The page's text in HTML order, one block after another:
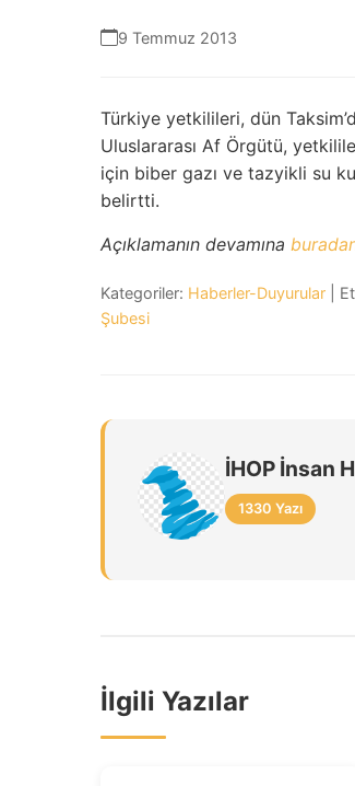
9 Temmuz 2013
Türkiye yetkilileri, dün
Uluslararası Af Örgütü,
için biber gazı ve tazyikli su
belirtti.
Açıklamanın devamına
Kategoriler: Haberler-Duyurular |
Şubesi
İHOP İnsan
1330 Yazı
İlgili Yazılar